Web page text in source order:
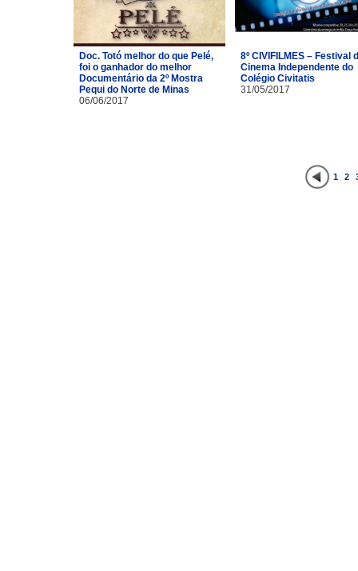
Doc. Totó melhor do que Pelé,
foi o ganhador do melhor
Documentário da 2º Mostra
Pequi do Norte de Minas
06/06/2017
8º CIVIFILMES – Festival
Cinema Independente do
Colégio Civitatis
31/05/2017
1 2